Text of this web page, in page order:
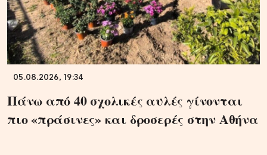
05.08.2026, 19:34
Πάνω από 40 σχολικές αυλές γίνονται
πιο «πράσινες» και δροσερές στην Αθήνα